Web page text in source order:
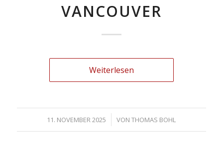
VANCOUVER
Weiterlesen
11. NOVEMBER 2025
/ VONTHOMAS BOHL